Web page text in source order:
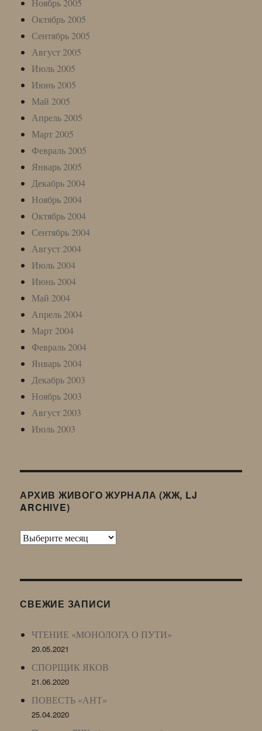
Ноябрь 2005
Октябрь 2005
Сентябрь 2005
Август 2005
Июль 2005
Июнь 2005
Май 2005
Апрель 2005
Март 2005
Февраль 2005
Январь 2005
Декабрь 2004
Ноябрь 2004
Октябрь 2004
Сентябрь 2004
Август 2004
Июль 2004
Июнь 2004
Май 2004
Апрель 2004
Март 2004
Февраль 2004
Январь 2004
Декабрь 2003
Ноябрь 2003
Август 2003
Июль 2003
АРХИВ ЖИВОГО ЖУРНАЛА (ЖЖ, LJ
ARCHIVE)
Архив
LJ
СВЕЖИЕ ЗАПИСИ
ЧТЕНИЕ «МОНОЛОГА О ПУТИ»
20.05.2021
СПОРЩИК ЯКОВ
21.06.2020
ПОВЕСТЬ «АНТ»
25.04.2020